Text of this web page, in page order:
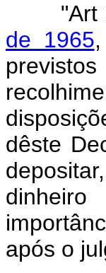
"Art
de 1965
dêste
após o